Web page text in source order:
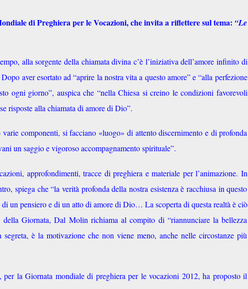
di Preghiera per le Vocazioni, che invita a riflettere sul tema: “Le
alla sorgente della chiamata divina c’è l’iniziativa dell’amore infinito di
aver esortato ad “aprire la nostra vita a questo amore” e “alla perfezione
ogni giorno”, auspica che “nella Chiesa si creino le condizioni favorevoli
risposte alla chiamata di amore di Dio”.
componenti, si facciano «luogo» di attento discernimento e di profonda
un saggio e vigoroso accompagnamento spirituale”.
approfondimenti, tracce di preghiera e materiale per l’animazione. In
spiega che “la verità profonda della nostra esistenza è racchiusa in questo
un pensiero e di un atto di amore di Dio… La scoperta di questa realtà è ciò
Giornata, Dal Molin richiama al compito di “riannunciare la bellezza
è la motivazione che non viene meno, anche nelle circostanze più
la Giornata mondiale di preghiera per le vocazioni 2012, ha proposto il